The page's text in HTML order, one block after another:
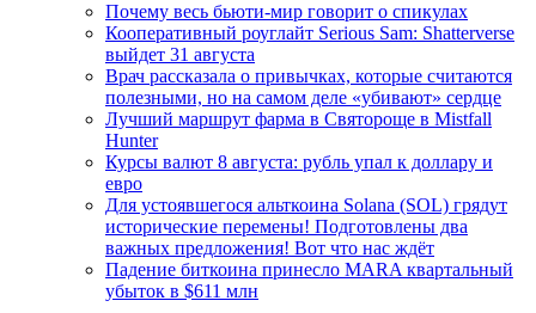
Почему весь бьюти-мир говорит о спикулах
Кооперативный роуглайт Serious Sam: Shatterverse
выйдет 31 августа
Врач рассказала о привычках, которые считаются
полезными, но на самом деле «убивают» сердце
Лучший маршрут фарма в Святороще в Mistfall
Hunter
Курсы валют 8 августа: рубль упал к доллару и
евро
Для устоявшегося альткоина Solana (SOL) грядут
исторические перемены! Подготовлены два
важных предложения! Вот что нас ждёт
Падение биткоина принесло MARA квартальный
убыток в $611 млн